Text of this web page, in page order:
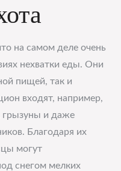
на самом деле очень
нехватки еды. Они
пищей, так и
входят, например,
грызуны и даже
Благодаря их
могут
снегом мелких